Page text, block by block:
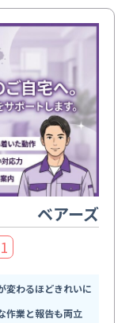
ベアーズ
1
変わるほどきれいに
作業と報告も両立